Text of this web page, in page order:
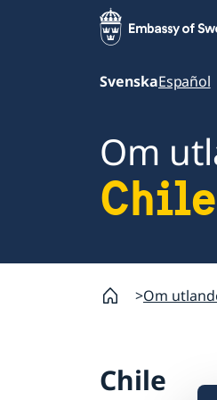
SvenskaEspañol
Om
Chile
Om
Chile